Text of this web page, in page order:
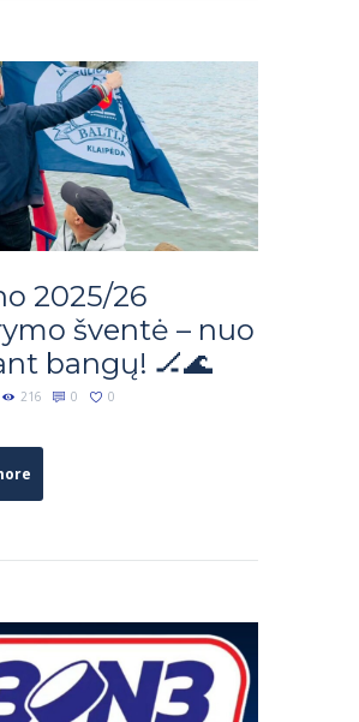
2025/26
šventė – nuo
bangų! 🏒🌊
216 0 0